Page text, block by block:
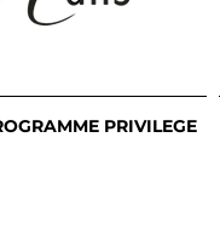
PRIVILEGE